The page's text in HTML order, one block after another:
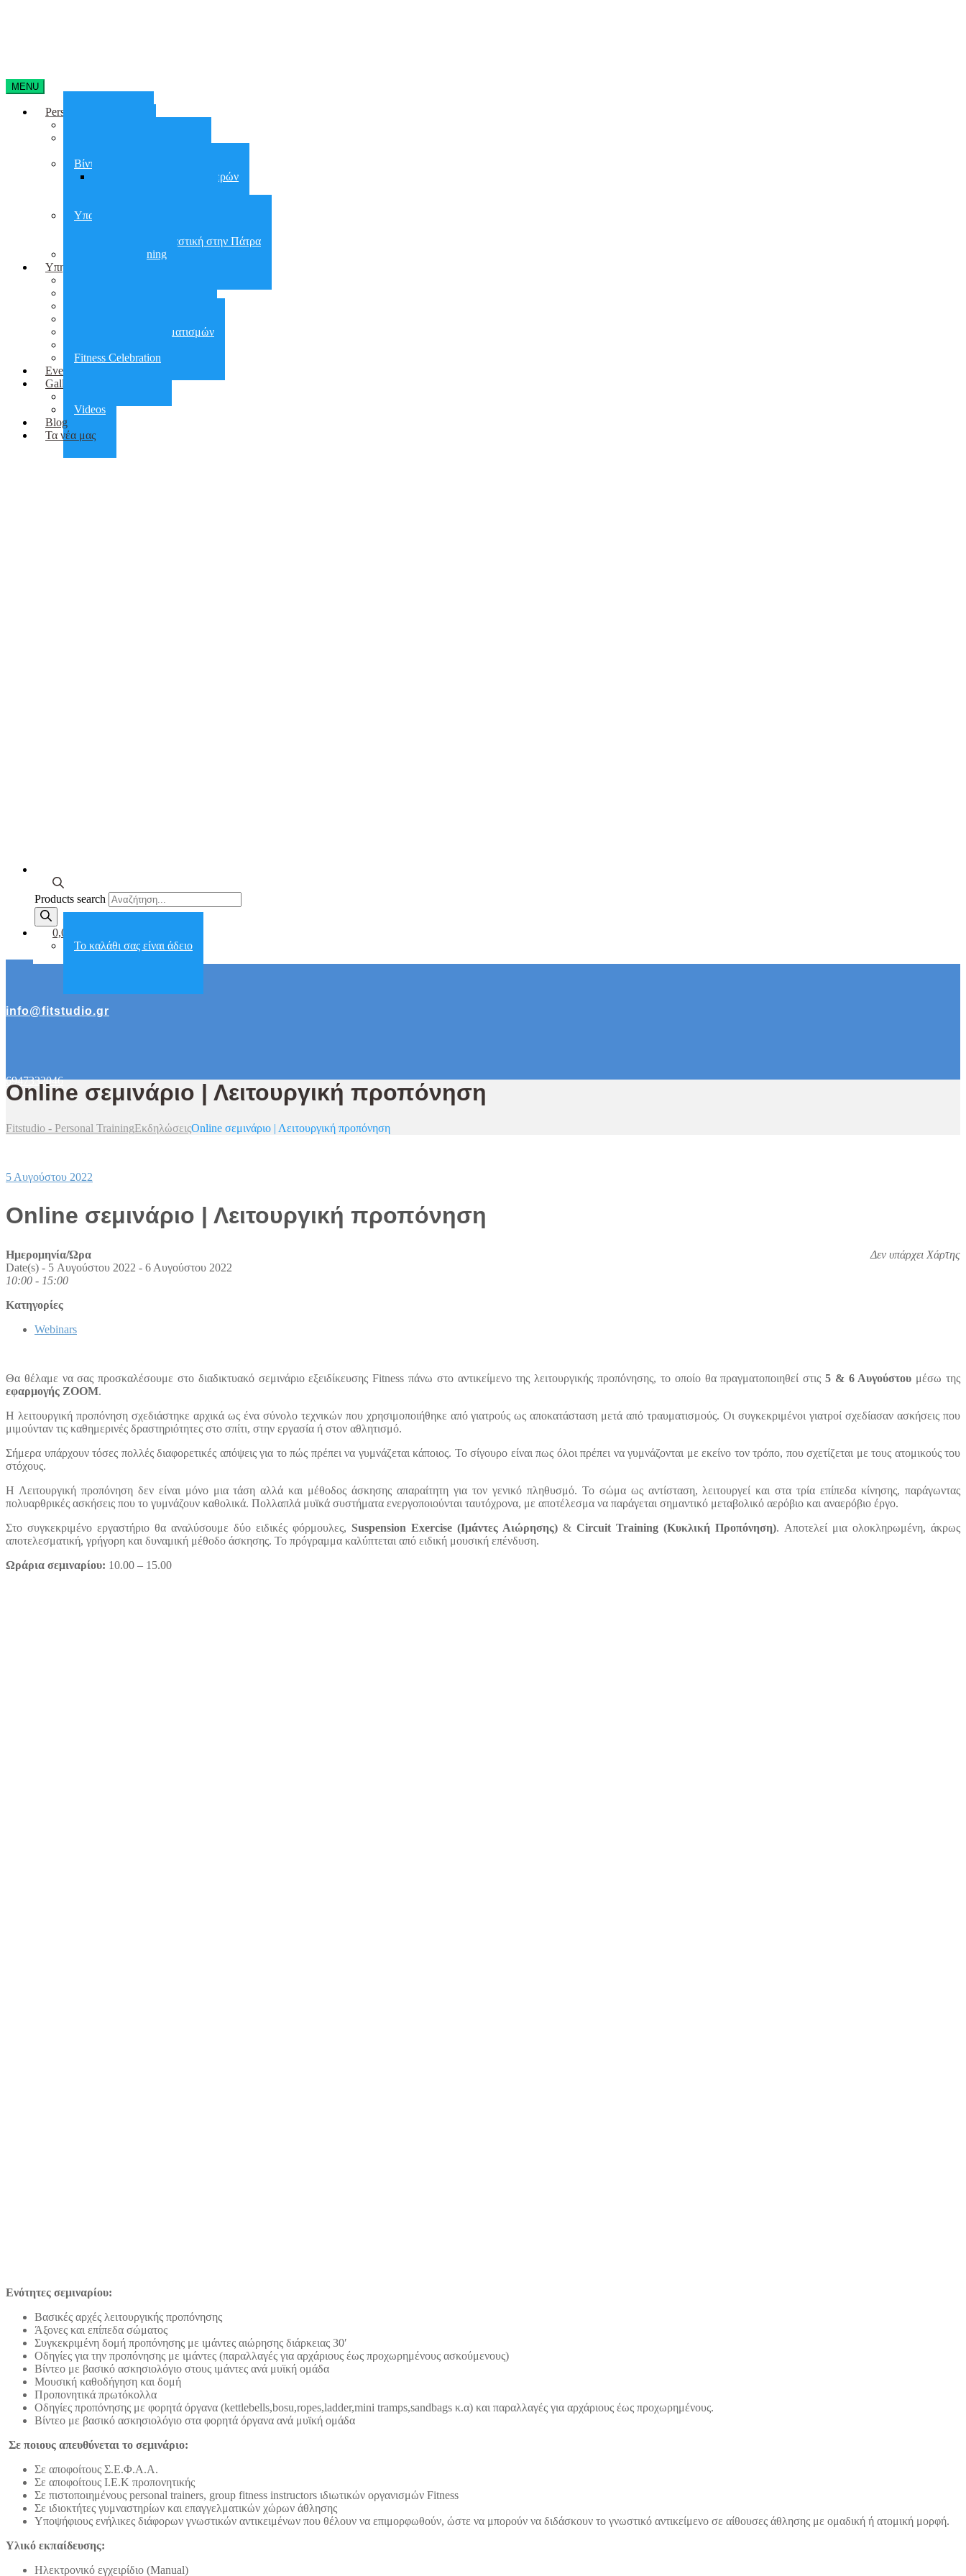
MENU
Personal Training
Βίντεο Γυμναστικής
Απώλεια Βάρους 90 Ημερών
Υπαίθρια Γυμναστική
Υπαίθρια Γυμναστική στην Πάτρα
Small group training
Υπηρεσίες
Αποκατάσταση τραυματισμών
Fitness Celebration
Events
Gallery
Videos
Blog
Τα νέα μας
Products search
0,00€
Το καλάθι σας είναι άδειο
info@fitstudio.gr
6947332046
Online σεμινάριο | Λειτουργική προπόνηση
Fitstudio - Personal TrainingΕκδηλώσειςOnline σεμινάριο | Λειτουργική προπόνηση
5 Αυγούστου 2022
Online σεμινάριο | Λειτουργική προπόνηση
Δεν υπάρχει Χάρτης
Ημερομηνία/Ώρα
Date(s) - 5 Αυγούστου 2022 - 6 Αυγούστου 2022
10:00 - 15:00
Κατηγορίες
Webinars
Θα θέλαμε να σας προσκαλέσουμε στο διαδικτυακό σεμινάριο εξειδίκευσης Fitness πάνω στο αντικείμενο της λειτουργικής προπόνησης, το οποίο θα πραγματοποιηθεί στις 5 & 6 Αυγούστου μέσω της
εφαρμογής ZOOM.
Η λειτουργική προπόνηση σχεδιάστηκε αρχικά ως ένα σύνολο τεχνικών που χρησιμοποιήθηκε από γιατρούς ως αποκατάσταση μετά από τραυματισμούς. Οι συγκεκριμένοι γιατροί σχεδίασαν ασκήσεις που
μιμούνταν τις καθημερινές δραστηριότητες στο σπίτι, στην εργασία ή στον αθλητισμό.
Σήμερα υπάρχουν τόσες πολλές διαφορετικές απόψεις για το πώς πρέπει να γυμνάζεται κάποιος. Το σίγουρο είναι πως όλοι πρέπει να γυμνάζονται με εκείνο τον τρόπο, που σχετίζεται με τους ατομικούς του
στόχους.
Η Λειτουργική προπόνηση δεν είναι μόνο μια τάση αλλά και μέθοδος άσκησης απαραίτητη για τον γενικό πληθυσμό. Το σώμα ως αντίσταση, λειτουργεί και στα τρία επίπεδα κίνησης, παράγωντας
πολυαρθρικές ασκήσεις που το γυμνάζουν καθολικά. Πολλαπλά μυϊκά συστήματα ενεργοποιούνται ταυτόχρονα, με αποτέλεσμα να παράγεται σημαντικό μεταβολικό αερόβιο και αναερόβιο έργο.
Στο συγκεκριμένο εργαστήριο θα αναλύσουμε δύο ειδικές φόρμουλες, Suspension Exercise (Ιμάντες Αιώρησης) & Circuit Training (Κυκλική Προπόνηση). Αποτελεί μια ολοκληρωμένη, άκρως
αποτελεσματική, γρήγορη και δυναμική μέθοδο άσκησης. Το πρόγραμμα καλύπτεται από ειδική μουσική επένδυση.
Ωράρια σεμιναρίου: 10.00 – 15.00
Ενότητες σεμιναρίου:
Βασικές αρχές λειτουργικής προπόνησης
Άξονες και επίπεδα σώματος
Συγκεκριμένη δομή προπόνησης με ιμάντες αιώρησης διάρκειας 30′
Οδηγίες για την προπόνησης με ιμάντες (παραλλαγές για αρχάριους έως προχωρημένους ασκούμενους)
Βίντεο με βασικό ασκησιολόγιο στους ιμάντες ανά μυϊκή ομάδα
Μουσική καθοδήγηση και δομή
Προπονητικά πρωτόκολλα
Οδηγίες προπόνησης με φορητά όργανα (kettlebells,bosu,ropes,ladder,mini tramps,sandbags κ.α) και παραλλαγές για αρχάριους έως προχωρημένους.
Βίντεο με βασικό ασκησιολόγιο στα φορητά όργανα ανά μυϊκή ομάδα
Σε ποιους απευθύνεται το σεμινάριο:
Σε αποφοίτους Σ.Ε.Φ.Α.Α.
Σε αποφοίτους I.E.K προπονητικής
Σε πιστοποιημένους personal trainers, group fitness instructors ιδιωτικών οργανισμών Fitness
Σε ιδιοκτήτες γυμναστηρίων και επαγγελματικών χώρων άθλησης
Υποψήφιους ενήλικες διάφορων γνωστικών αντικειμένων που θέλουν να επιμορφωθούν, ώστε να μπορούν να διδάσκουν το γνωστικό αντικείμενο σε αίθουσες άθλησης με ομαδική ή ατομική μορφή.
Υλικό εκπαίδευσης:
Ηλεκτρονικό εγχειρίδιο (Manual)